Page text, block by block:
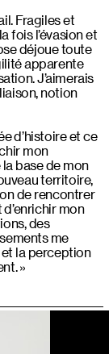
Fragiles et
fois l’évasion et
déjoue toute
apparente
J’aimerais
notion
d’histoire et ce
mon
base de mon
territoire,
de rencontrer
mon
des
me
la perception
»